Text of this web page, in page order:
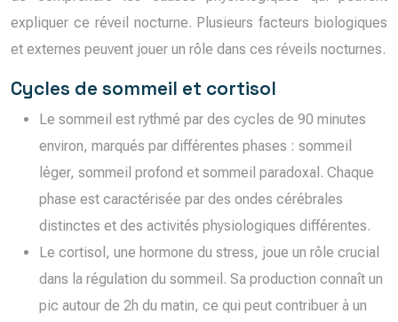
expliquer ce réveil nocturne. Plusieurs facteurs biologiques
et externes peuvent jouer un rôle dans ces réveils nocturnes.
Cycles de sommeil et cortisol
Le sommeil est rythmé par des cycles de 90 minutes
environ, marqués par différentes phases : sommeil
léger, sommeil profond et sommeil paradoxal. Chaque
phase est caractérisée par des ondes cérébrales
distinctes et des activités physiologiques différentes.
Le cortisol, une hormone du stress, joue un rôle crucial
dans la régulation du sommeil. Sa production connaît un
pic autour de 2h du matin, ce qui peut contribuer à un